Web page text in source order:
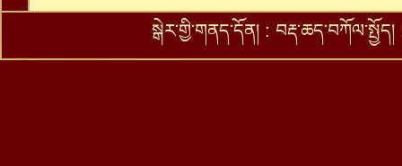
སྒེར་གྱི་གནད་དོན། : བརྡ་ཆད་བཀོལ་སྤྱོད།